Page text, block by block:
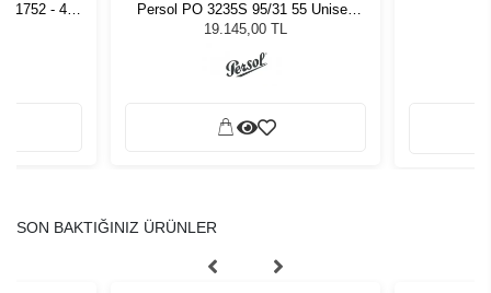
- 49
Persol PO 3235S 95/31 55 Unisex
Güneş Gözlüğü
19.145,00 TL
SON BAKTIĞINIZ ÜRÜNLER